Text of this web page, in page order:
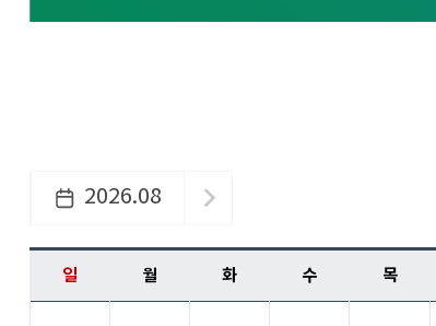
2026.08
일 월 화 수 목